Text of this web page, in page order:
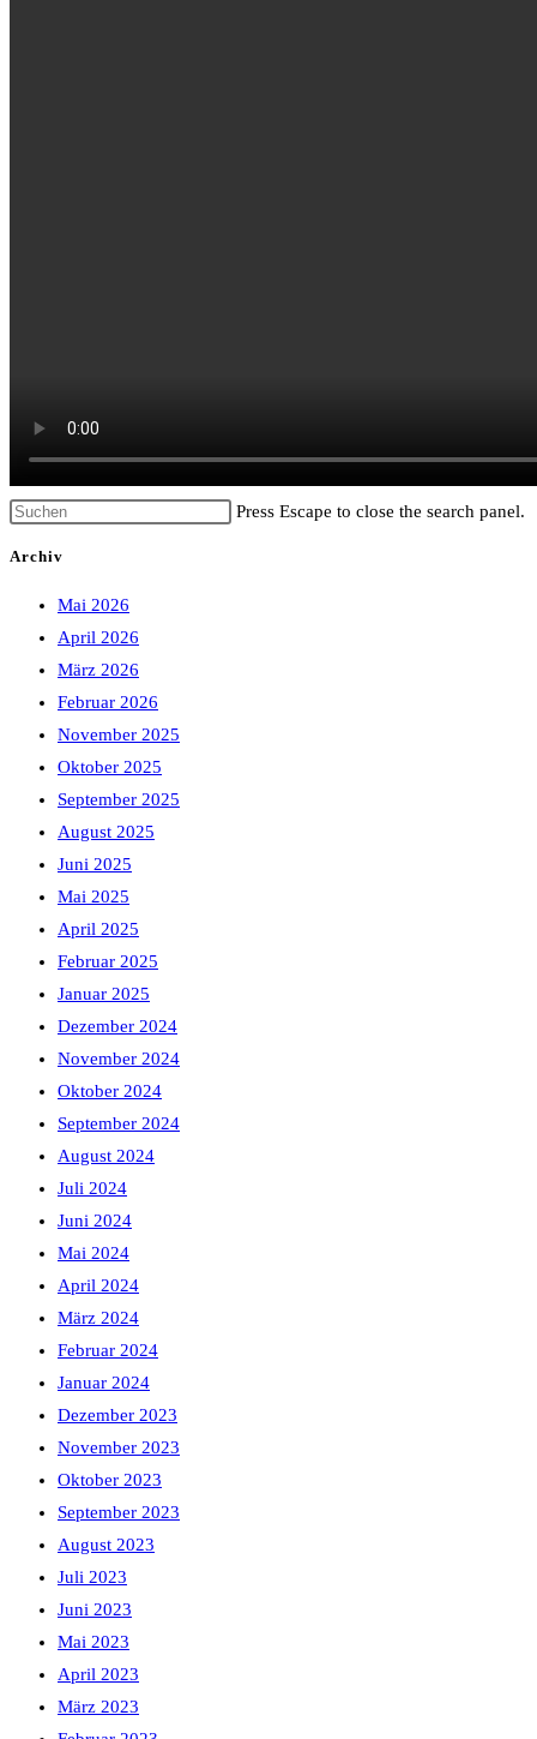
Press Escape to close the search panel.
Archiv
Mai 2026
April 2026
März 2026
Februar 2026
November 2025
Oktober 2025
September 2025
August 2025
Juni 2025
Mai 2025
April 2025
Februar 2025
Januar 2025
Dezember 2024
November 2024
Oktober 2024
September 2024
August 2024
Juli 2024
Juni 2024
Mai 2024
April 2024
März 2024
Februar 2024
Januar 2024
Dezember 2023
November 2023
Oktober 2023
September 2023
August 2023
Juli 2023
Juni 2023
Mai 2023
April 2023
März 2023